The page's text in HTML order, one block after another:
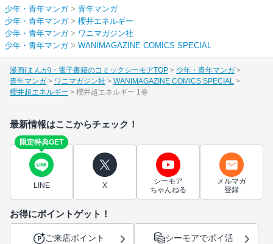
少年・青年マンガ> 青年マンガ
少年・青年マンガ> 櫻井エネルギー
少年・青年マンガ> ワニマガジン社
少年・青年マンガ> WANIMAGAZINE COMICS SPECIAL
漫画(まんが)・電子書籍のコミックシーモアTOP
少年・青年マンガ
青年マンガ
ワニマガジン社
WANIMAGAZINE COMICS SPECIAL
櫻井超エネルギー
櫻井超エネルギー 1巻
最新情報はここからチェック！
限定特典GET
LINE X
シーモア
ちゃんねる
メルマガ
登録
お得にポイントゲット！
ご来店ポイント シーモアでポイ活